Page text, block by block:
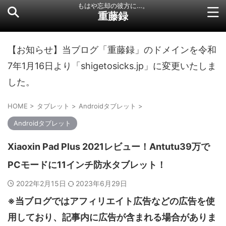
もはや忘却の彼方に…。
重藤録
【お知らせ】当ブログ「重藤録」のドメインを令和
7年1月16日より「shigetosicks.jp」に変更いたしま
した。
HOME > タブレット > Androidタブレット >
Androidタブレット
Xiaoxin Pad Plus 2021レビュー！Antutu39万で
PCモードに11インチ防水タブレット！
2022年2月15日 2023年6月29日
※当ブログではアフィリエイト広告などの広告を使
用しており、記事内に広告が含まれる場合がありま